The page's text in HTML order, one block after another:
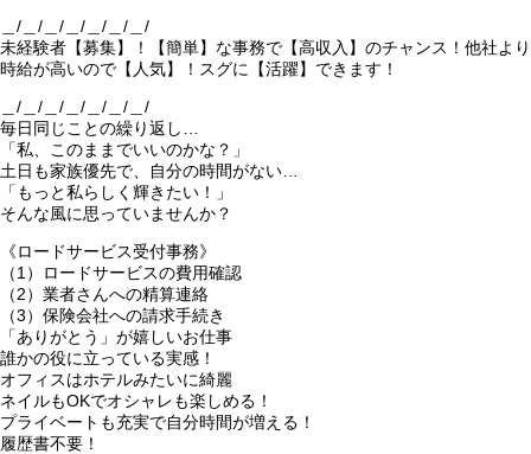
＿/＿/＿/＿/＿/＿/＿/
未経験者【募集】！【簡単】な事務で【高収入】のチャンス！他社より
時給が高いので【人気】！スグに【活躍】できます！
＿/＿/＿/＿/＿/＿/＿/
毎日同じことの繰り返し…
「私、このままでいいのかな？」
土日も家族優先で、自分の時間がない…
「もっと私らしく輝きたい！」
そんな風に思っていませんか？
《ロードサービス受付事務》
（1）ロードサービスの費用確認
（2）業者さんへの精算連絡
（3）保険会社への請求手続き
「ありがとう」が嬉しいお仕事
誰かの役に立っている実感！
オフィスはホテルみたいに綺麗
ネイルもOKでオシャレも楽しめる！
プライベートも充実で自分時間が増える！
履歴書不要！